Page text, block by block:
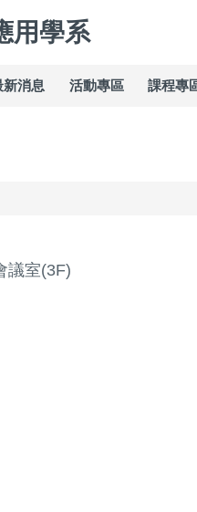
用學系
新消息 活動專區 課程專
議室(3F)